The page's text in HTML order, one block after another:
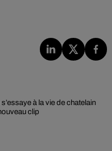
à la vie de chatelain
clip